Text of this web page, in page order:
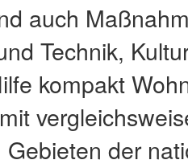
auch
Technik,
kompakt
der